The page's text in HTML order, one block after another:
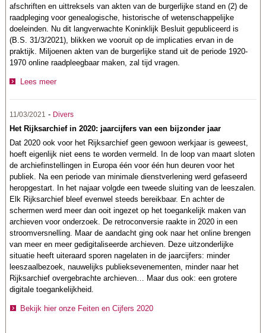
afschriften en uittreksels van akten van de burgerlijke stand en (2) de
raadpleging voor genealogische, historische of wetenschappelijke
doeleinden. Nu dit langverwachte Koninklijk Besluit gepubliceerd is
(B.S. 31/3/2021), blikken we vooruit op de implicaties ervan in de
praktijk. Miljoenen akten van de burgerlijke stand uit de periode 1920-
1970 online raadpleegbaar maken, zal tijd vragen.
Lees meer
11/03/2021 - Divers
Het Rijksarchief in 2020: jaarcijfers van een bijzonder jaar
Dat 2020 ook voor het Rijksarchief geen gewoon werkjaar is geweest,
hoeft eigenlijk niet eens te worden vermeld. In de loop van maart sloten
de archiefinstellingen in Europa één voor één hun deuren voor het
publiek. Na een periode van minimale dienstverlening werd gefaseerd
heropgestart. In het najaar volgde een tweede sluiting van de leeszalen.
Elk Rijksarchief bleef evenwel steeds bereikbaar. En achter de
schermen werd meer dan ooit ingezet op het toegankelijk maken van
archieven voor onderzoek. De retroconversie raakte in 2020 in een
stroomversnelling. Maar de aandacht ging ook naar het online brengen
van meer en meer gedigitaliseerde archieven. Deze uitzonderlijke
situatie heeft uiteraard sporen nagelaten in de jaarcijfers: minder
leeszaalbezoek, nauwelijks publieksevenementen, minder naar het
Rijksarchief overgebrachte archieven… Maar dus ook: een grotere
digitale toegankelijkheid.
Bekijk hier onze Feiten en Cijfers 2020